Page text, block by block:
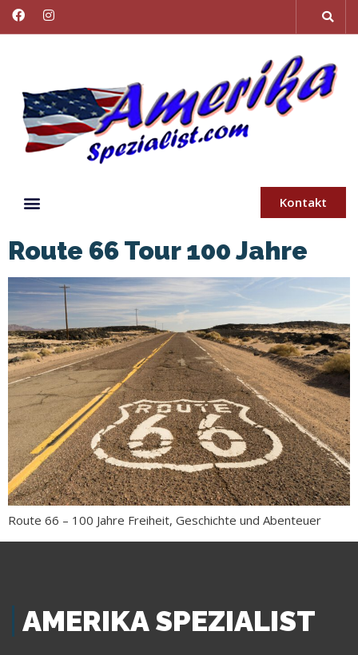
Kontakt
Route 66 Tour 100 Jahre
Route 66 – 100 Jahre Freiheit, Geschichte und Abenteuer
AMERIKA SPEZIALIST